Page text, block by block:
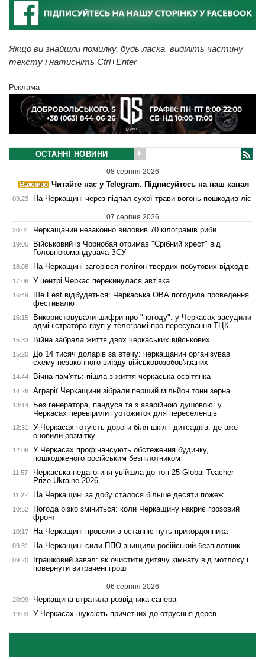
Якщо ви знайшли помилку, будь ласка, виділіть частину
тексту і натисніть Ctrl+Enter
Реклама
ОСТАННІ НОВИНИ
08 серпня 2026
Читайте нас у Telegram. Підписуйтесь на наш канал
09:23 На Черкащині через підпал сухої трави вогонь пошкодив ліс
07 серпня 2026
20:01 Черкащанин незаконно виловив 70 кілограмів риби
19:05
Військовий із Чорнобая отримав "Срібний хрест" від
Головнокомандувача ЗСУ
18:08 На Черкащині загорівся полігон твердих побутових відходів
17:06 У центрі Черкас перекинулася автівка
16:49
Ше.Fest відбудеться: Черкаська ОВА погодила проведення
фестивалю
16:15
Використовували шифри про "погоду": у Черкасах засудили
адміністратора груп у телеграмі про пересування ТЦК
15:33 Війна забрала життя двох черкаських військових
15:20
До 14 тисяч доларів за втечу: черкащанин організував
схему незаконного виїзду військовозобов'язаних
14:44 Вічна пам'ять: пішла з життя черкаська освітянка
14:26 Аграрії Черкащини зібрали перший мільйон тонн зерна
13:14
Без генератора, пандуса та з аварійною душовою: у
Черкасах перевірили гуртожиток для переселенців
12:31
У Черкасах готують дороги біля шкіл і дитсадків: де вже
оновили розмітку
12:08
У Черкасах профінансують обстеження будинку,
пошкодженого російським безпілотником
11:57
Черкаська педагогиня увійшла до топ-25 Global Teacher
Prize Ukraine 2026
11:22 На Черкащині за добу сталося більше десяти пожеж
10:52
Погода різко зміниться: коли Черкащину накриє грозовий
фронт
10:17 На Черкащині провели в останню путь прикордонника
09:31 На Черкащині сили ППО знищили російський безпілотник
09:20
Іграшковий завал: як очистити дитячу кімнату від мотлоху і
повернути витрачені гроші
06 серпня 2026
20:09 Черкащина втратила розвідника-сапера
19:03 У Черкасах шукають причетних до отруєння дерев